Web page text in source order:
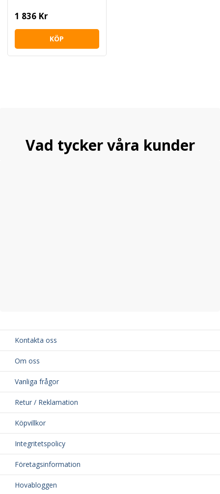
1 836 Kr
KÖP
Vad tycker våra kunder
Kontakta oss
Om oss
Vanliga frågor
Retur / Reklamation
Köpvillkor
Integritetspolicy
Företagsinformation
Hovabloggen